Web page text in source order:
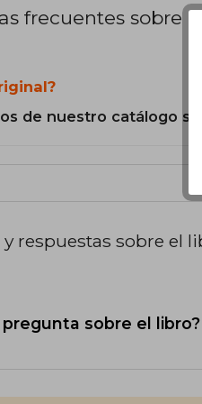
frecuentes sobre
de nuestro catálogo
respuestas sobre el
pregunta sobre el libro?